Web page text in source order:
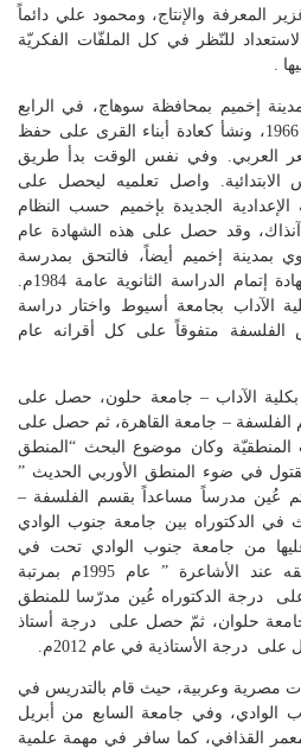
المعرفة والإنتاج، ومحمود علي دائماً
للنّظر في كل الملفّات الفكريّة
.
إخميم بمحافظة سوهاج، في الرابع
والعشرين من شهر يوليو سنة 1966، ونشأ كعادة أبناء القرى على حفظ
العربي. وفي نفس الوقت بدأ طريق
الابتدائية. واصل تعلميه ليحصل على
الإعدادية الجديدة بإخميم حسب النظام
آنذاك، وقد حصل على هذه الشهادة عام
بمدينة إخميم أيضاً، فالتحق بمدرسة
أخميم الثانوية ليحصل على شهادة إتمام الدراسة الثانوية عامة 1984م.
الآداب بجامعة أسيوط واختار دراسة
متفوقاً على كل أقرانه عام
الآداب – جامعة حلون، حصل على
الفلسفة – جامعة القاهرة، ثم حصل على
المنطقيّة وكان موضوع البحث “المنطق
في ضوء المنطق الأوربي الحديث ”
ثم عُين مدرساً مساعداً بقسم الفلسفة –
في الدكتوراه بين جامعة جنوب الوادي
من جامعة جنوب الوادي تحت في
موضوع “المنطق وعلاقته بالفقه عند الأشاعرة ” عام 1995م بمرتبة
درجة الدكتوراه عُين مدرّسا للمنطق
حلوان، ثمّ حصل على درجة أستاذ
مصرية وعربية، حيث قام بالتدريس في
الوادي، وفي جامعة السابع من أبريل
القذافي، كما سافر في مهمة علمية